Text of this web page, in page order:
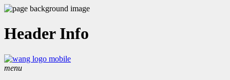
Header Info
menu